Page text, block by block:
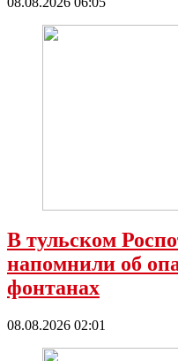
В тульском
напомнили об
фонтанах
08.08.2026 02:01